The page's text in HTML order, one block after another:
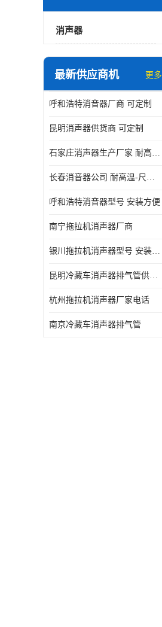
消声器
最新供应商机 更多
呼和浩特消音器厂商 可定制
昆明消声器供货商 可定制
石家庄消声器生产厂家 耐高温-尺寸可定制
长春消音器公司 耐高温-尺寸可定制
呼和浩特消音器型号 安装方便
南宁拖拉机消声器厂商
银川拖拉机消声器型号 安装方便
昆明冷藏车消声器排气管供货商 可定制
杭州拖拉机消声器厂家电话
南京冷藏车消声器排气管